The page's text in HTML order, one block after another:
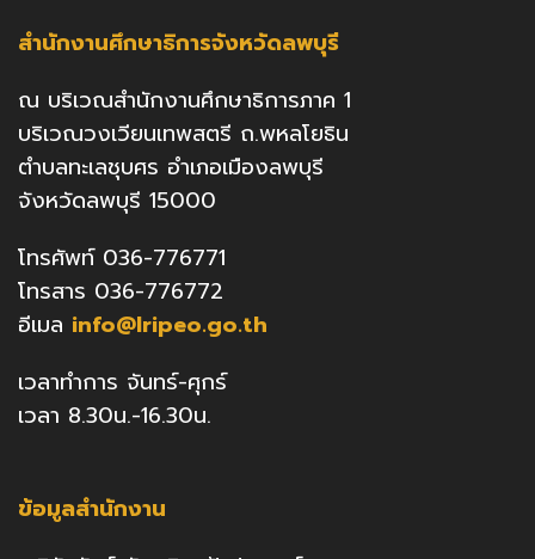
สำนักงานศึกษาธิการจังหวัดลพบุรี
ณ บริเวณสำนักงานศึกษาธิการภาค 1
บริเวณวงเวียนเทพสตรี ถ.พหลโยธิน
ตำบลทะเลชุบศร อำเภอเมืองลพบุรี
จังหวัดลพบุรี 15000
โทรศัพท์ 036-776771
โทรสาร 036-776772
อีเมล info@lripeo.go.th
เวลาทำการ จันทร์-ศุกร์
เวลา 8.30น.-16.30น.
ข้อมูลสำนักงาน